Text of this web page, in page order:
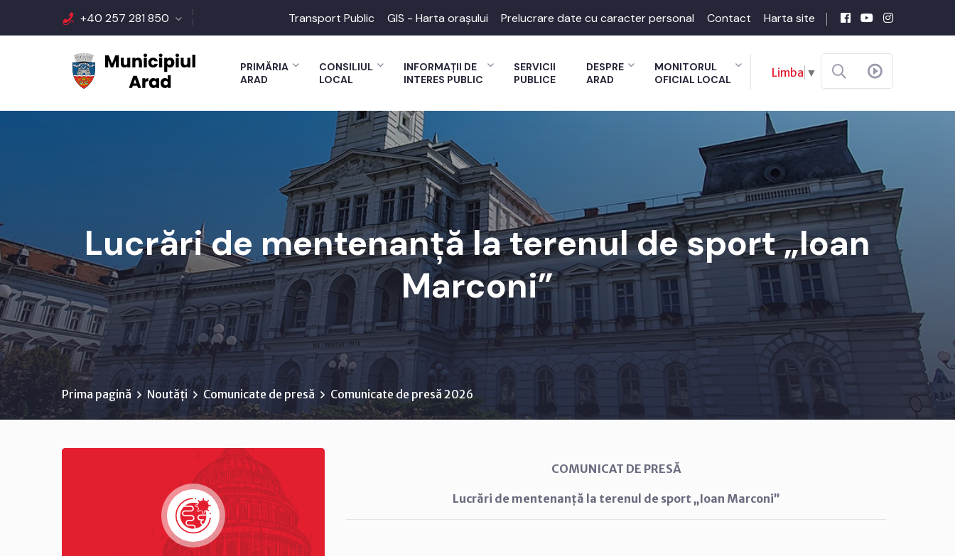
+40 257 281 850 Transport Public GIS - Harta orașului Prelucrare date cu caracter personal Contact Harta site
PRIMĂRIA
ARAD
CONSILIUL
LOCAL
INFORMAȚII DE
INTERES PUBLIC
SERVICII
PUBLICE
DESPRE
ARAD
MONITORUL
OFICIAL LOCAL
Limba ▼
Lucrări de mentenanță la terenul de sport „Ioan
Marconi”
Prima pagină Noutăți Comunicate de presă Comunicate de presă 2026
COMUNICAT DE PRESĂ
Lucrări de mentenanță la terenul de sport „Ioan Marconi”